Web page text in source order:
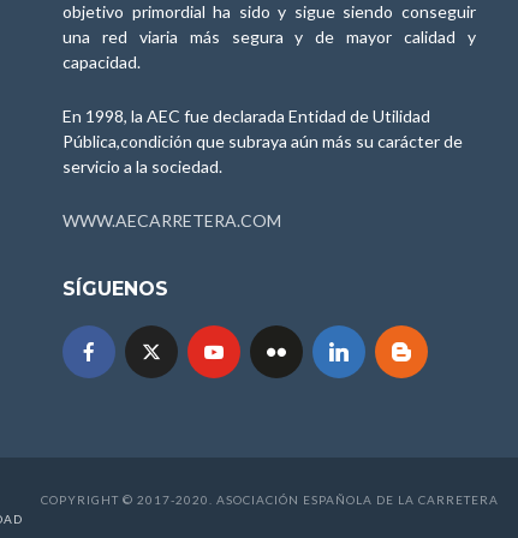
objetivo primordial ha sido y sigue siendo conseguir
una red viaria más segura y de mayor calidad y
capacidad.
En 1998, la AEC fue declarada Entidad de Utilidad
Pública,condición que subraya aún más su carácter de
servicio a la sociedad.
WWW.AECARRETERA.COM
SÍGUENOS
COPYRIGHT © 2017-2020. ASOCIACIÓN ESPAÑOLA DE LA CARRETERA